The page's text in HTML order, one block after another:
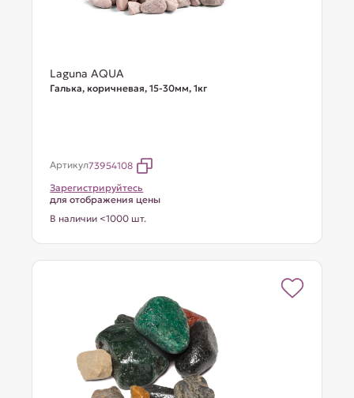
Laguna AQUA
Галька, коричневая, 15-30мм, 1кг
Артикул73954108
Зарегистрируйтесь
для отображения цены
В наличии <1000 шт.